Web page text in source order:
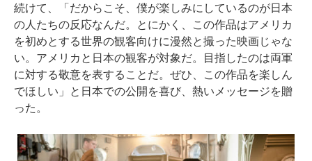
続けて、「だからこそ、僕が楽しみにしているのが日本
の人たちの反応なんだ。とにかく、この作品はアメリカ
を初めとする世界の観客向けに漫然と撮った映画じゃな
い。アメリカと日本の観客が対象だ。目指したのは両軍
に対する敬意を表することだ。ぜひ、この作品を楽しん
でほしい」と日本での公開を喜び、熱いメッセージを贈
った。